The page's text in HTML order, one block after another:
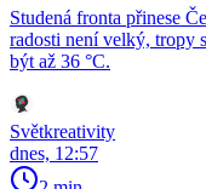
Studená fronta přinese
radosti není velký, tropy
být až 36 °C.
Světkreativity
dnes, 12:57